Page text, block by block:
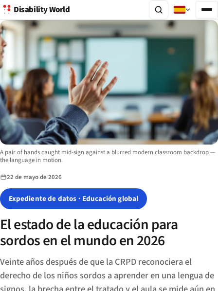
Disability World
Image description:
A pair of hands caught mid-sign against a blurred modern classroom backdrop —
the language in motion.
22 de mayo de 2026
Expediente de datos · Educación global
El estado de la educación para
sordos en el mundo en 2026
Veinte años después de que la CRPD reconociera el
derecho de los niños sordos a aprender en una lengua de